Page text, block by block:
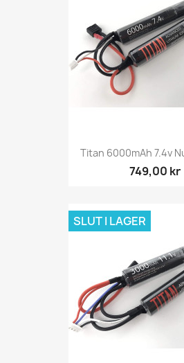
Titan 6000mAh 7.4v
749,00 kr
SLUT I LAGER